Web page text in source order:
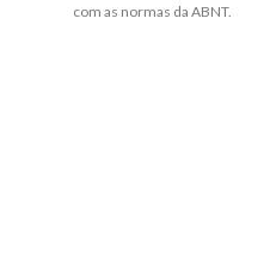
com as normas da ABNT.